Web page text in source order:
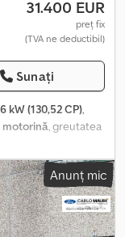
31.400 EUR
preț fix
(TVA ne deductibil)
Sunați
kW (130,52 CP),
motorină, greutatea
, clasă de emisii:
de încărcare:3.500
, înălțime spațiu de
Camion folosit, în
spate duble,
Anunț mic